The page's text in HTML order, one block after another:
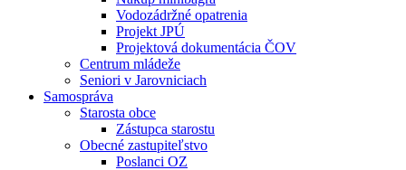
Vodozádržné opatrenia
Projekt JPÚ
Projektová dokumentácia ČOV
Centrum mládeže
Seniori v Jarovniciach
Samospráva
Starosta obce
Zástupca starostu
Obecné zastupiteľstvo
Poslanci OZ